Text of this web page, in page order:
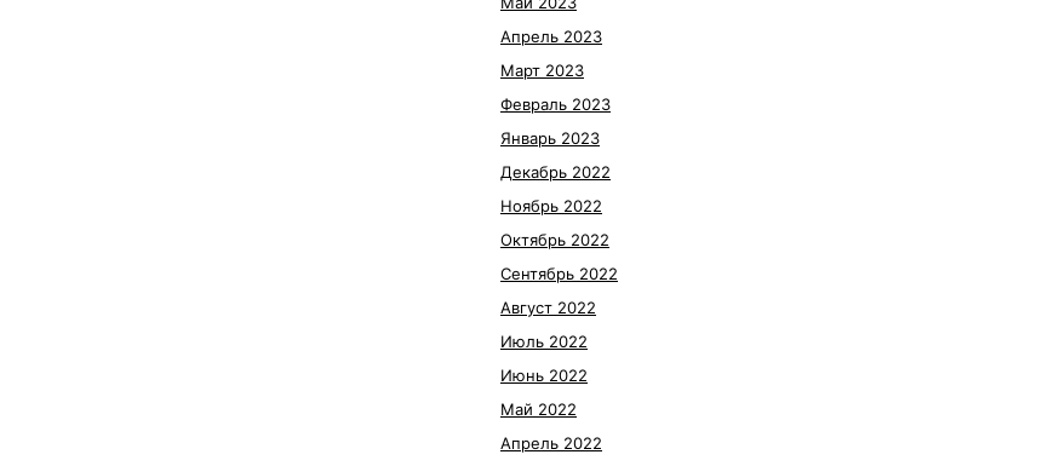
Апрель 2023
Март 2023
Февраль 2023
Январь 2023
Декабрь 2022
Ноябрь 2022
Октябрь 2022
Сентябрь 2022
Август 2022
Июль 2022
Июнь 2022
Май 2022
Апрель 2022